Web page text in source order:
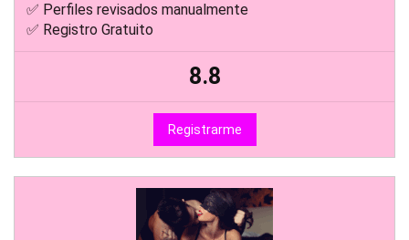
✅ Perfiles revisados manualmente
✅ Registro Gratuito
8.8
Registrarme